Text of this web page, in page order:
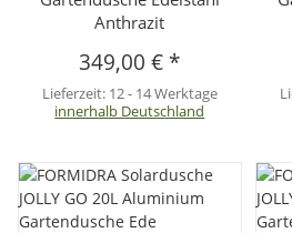
Anthrazit
349,00 € *
Lieferzeit: 12 - 14 Werktage
innerhalb Deutschland